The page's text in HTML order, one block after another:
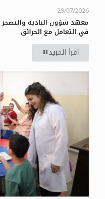
29/07/2026
معهد شؤون البادية
في التعامل مع الحرائق
اقرأ المزيد